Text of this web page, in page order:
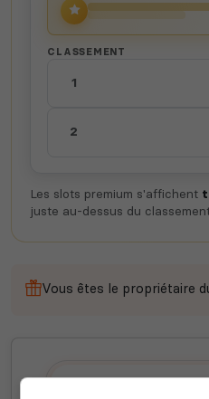
Myth of Empires
jeux disponibles
CLASSEMENT
1
2
Les slots premium s'affichent
juste au-dessus du
Vous êtes le propriétaire
Sur le Top